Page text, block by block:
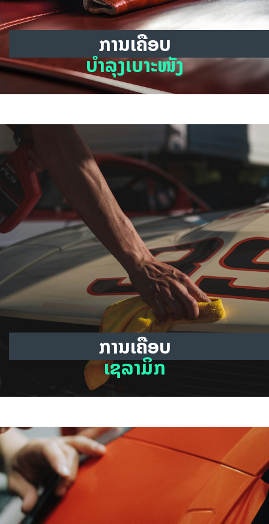
ການເຄືອບ
ບຳລຸງເບາະໜັງ
ການເຄືອບ
ເຊລາມິກ